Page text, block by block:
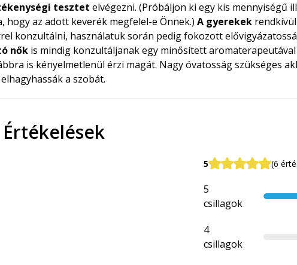
tesztet elvégezni. (Próbáljon ki egy kis mennyiségű
az adott keverék megfelel-e Önnek.) A gyerekek
konzultálni, használatuk során pedig fokozott
nők is mindig konzultáljanak egy minősített
is kényelmetlenül érzi magát. Nagy óvatosság szükséges
a szobát.
Értékelések
5 (6
5
csillagok
4
csillagok